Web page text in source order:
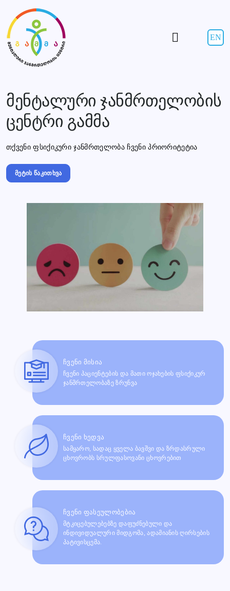
EN
მენტალური ჯანმრთელობის
ცენტრი გამმა
თქვენი ფსიქიკური ჯანმრთელობა ჩვენი პრიორიტეტია
მეტის წაკითხვა
ჩვენი მისია
ჩვენი პაციენტების და მათი ოჯახების ფსიქიკურ
ჯანმრთელობაზე ზრუნვა
ჩვენი ხედვა
სამყარო, სადაც ყველა ბავშვი და ზრდასრული
ცხოვრობს სრულფასოვანი ცხოვრებით
ჩვენი ფასეულობებია
მტკიცებულებებზე დაფუძნებული და
ინდივიდუალური მიდგომა, ადამიანის ღირსების
პატივისცემა.